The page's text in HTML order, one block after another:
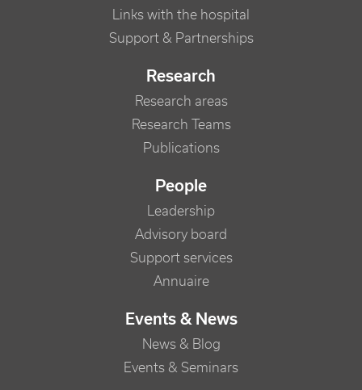
Links with the hospital
Support & Partnerships
Research
Research areas
Research Teams
Publications
People
Leadership
Advisory board
Support services
Annuaire
Events & News
News & Blog
Events & Seminars